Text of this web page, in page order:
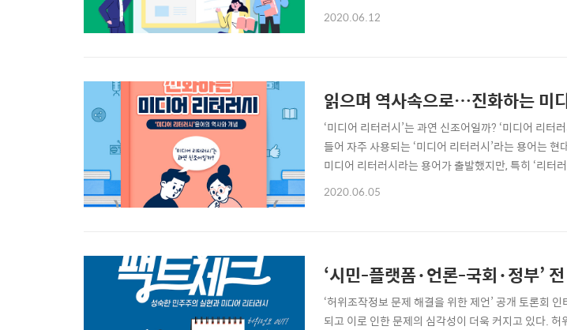
디어교육원은 언론과 시민의 접점이 되어, 언론은 뉴
2020.06.12
읽으며 역사속으로…진화하는 미
​​‘미디어 리터러시’는 과연 신조어일까? ‘미디어 리터
들어 자주 사용되는 ‘미디어 리터러시’라는 용어는
미디어 리터러시라는 용어가 출발했지만, 특히 ‘리터
시의 개념 변화를 역사적, 학문적으로 살펴보았다.
2020.06.05
‘시
‘허위조작정보 문제 해결을 위한 제언’ 공개 토론회
되고 이로 인한 문제의 심각성이 더욱 커지고 있다.